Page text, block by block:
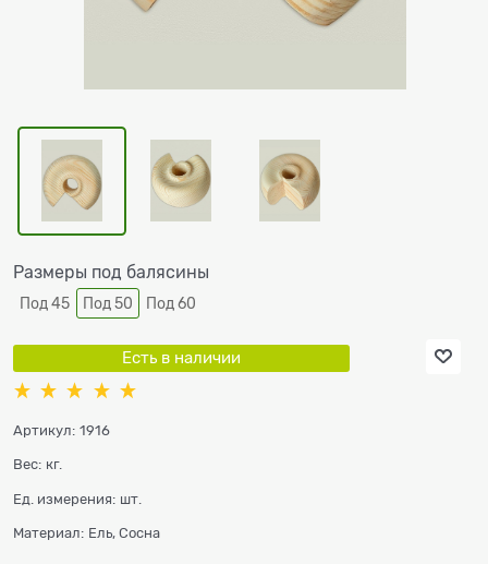
Размеры под балясины
Под 45 Под 50 Под 60
Есть в наличии
Артикул: 1916
Вес: кг.
Ед. измерения: шт.
Материал: Ель, Сосна